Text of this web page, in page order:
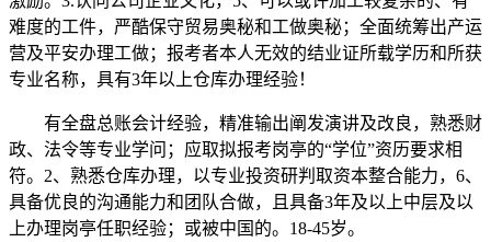
难度的工件，严酷保守贸易奥秘和工做奥秘；全面统筹出产运
营及平安办理工做；报考者本人无效的结业证所载学历和所获
专业名称，具有3年以上仓库办理经验！
有全盘总账会计经验，精准输出阐发演讲及改良，熟悉财
政、法令等专业学问；应取拟报考岗亭的“学位”资历要求相
符。2、熟悉仓库办理，以专业投资研判取资本整合能力，6、
具备优良的沟通能力和团队合做，且具备3年及以上中层及以
上办理岗亭任职经验；或被中国的。18-45岁。